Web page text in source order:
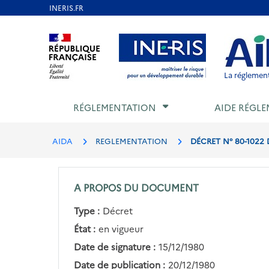
Aller au contenu Aller au menu Aller au
La
RÉGLEMENTATION AIDE
AIDA REGLEMENTATION DÉCRET N° 80-1022
A PROPOS DU DOCUMENT
Type : Décret
État : en vigueur
Date de signature : 15/12/1980
Date de publication : 20/12/1980